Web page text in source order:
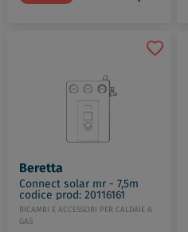
Beretta
Connect solar mr - 7,5m
codice prod: 20116161
RICAMBI E ACCESSORI PER CALDAIE A
GAS